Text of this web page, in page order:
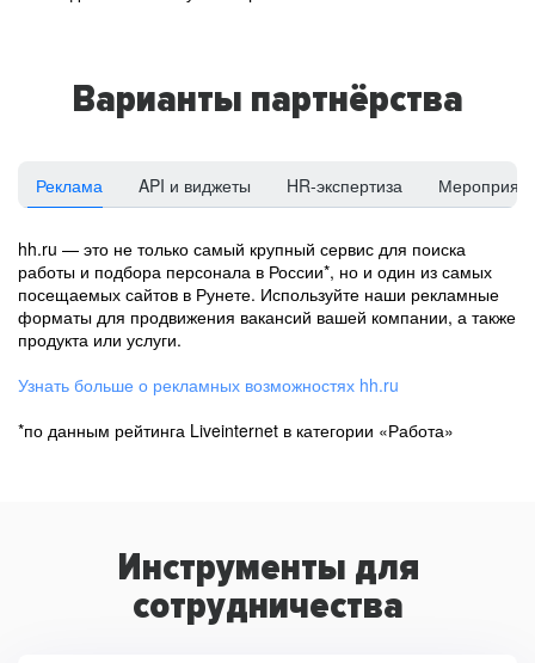
Варианты партнёрства
Реклама API и виджеты HR-экспертиза
hh.ru — это не только самый крупный сервис для поиска
работы и подбора персонала в России*, но и один из самых
посещаемых сайтов в Рунете. Используйте наши рекламные
форматы для продвижения вакансий вашей компании, а также
продукта или услуги.
Узнать больше о рекламных возможностях hh.ru
*по данным рейтинга Liveinternet в категории «Работа»
Инструменты для
сотрудничества